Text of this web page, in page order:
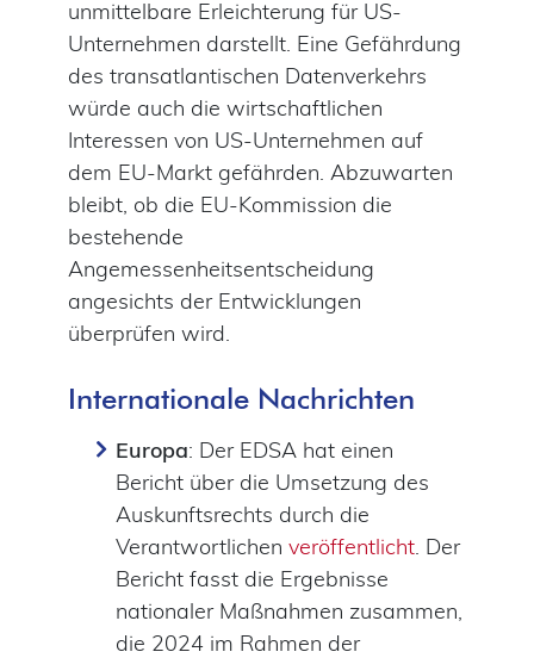
unmittelbare Erleichterung für US-
Unternehmen darstellt. Eine Gefährdung
des transatlantischen Datenverkehrs
würde auch die wirtschaftlichen
Interessen von US-Unternehmen auf
dem EU-Markt gefährden. Abzuwarten
bleibt, ob die EU-Kommission die
bestehende
Angemessenheitsentscheidung
angesichts der Entwicklungen
überprüfen wird.
Internationale Nachrichten
Europa: Der EDSA hat einen
Bericht über die Umsetzung des
Auskunftsrechts durch die
Verantwortlichen veröffentlicht. Der
Bericht fasst die Ergebnisse
nationaler Maßnahmen zusammen,
die 2024 im Rahmen der